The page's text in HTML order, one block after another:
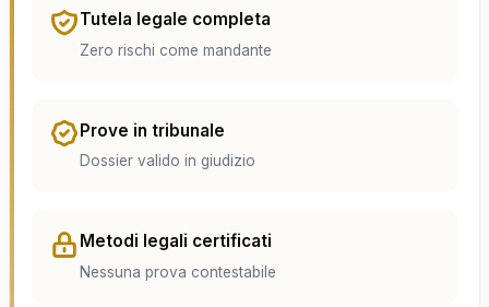
Tutela legale completa
Zero rischi come mandante
Prove in tribunale
Dossier valido in giudizio
Metodi legali certificati
Nessuna prova contestabile